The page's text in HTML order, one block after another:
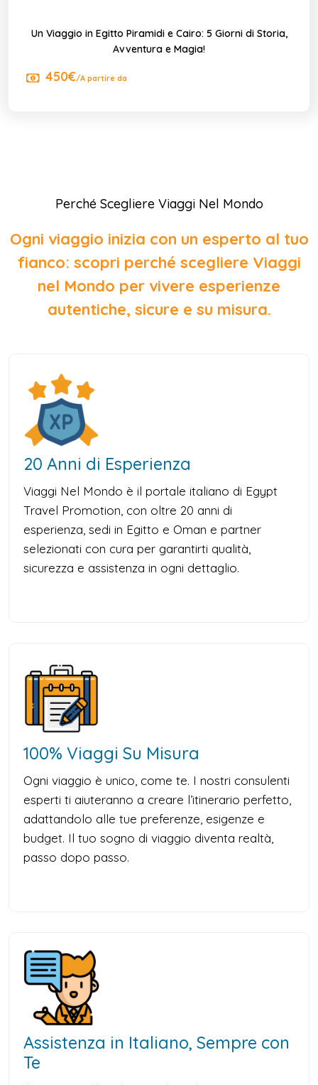
Un Viaggio in Egitto Piramidi e Cairo: 5 Giorni di Storia,
Avventura e Magia!
450€/A partire da
Perché Scegliere Viaggi Nel Mondo
Ogni viaggio inizia con un esperto al tuo
fianco: scopri perché scegliere Viaggi
nel Mondo per vivere esperienze
autentiche, sicure e su misura.
20 Anni di Esperienza
Viaggi Nel Mondo è il portale italiano di Egypt
Travel Promotion, con oltre 20 anni di
esperienza, sedi in Egitto e Oman e partner
selezionati con cura per garantirti qualità,
sicurezza e assistenza in ogni dettaglio.
100% Viaggi Su Misura
Ogni viaggio è unico, come te. I nostri consulenti
esperti ti aiuteranno a creare l’itinerario perfetto,
adattandolo alle tue preferenze, esigenze e
budget. Il tuo sogno di viaggio diventa realtà,
passo dopo passo.
Assistenza in Italiano, Sempre con
Te